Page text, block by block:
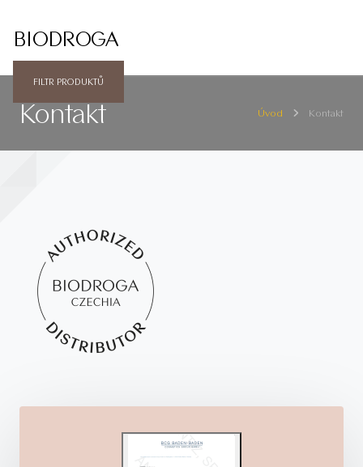
BIODROGA
FILTR PRODUKTŮ
Kontakt Úvod Kontakt